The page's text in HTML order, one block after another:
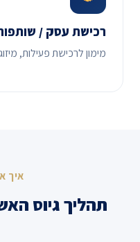
רכישת עסק /
מימון לרכישת פעילות,
איך
תהליך גיוס